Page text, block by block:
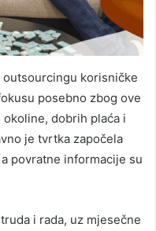
korisničke
posebno zbog ove
dobrih plaća i
je tvrtka započela
povratne informacije su
i rada, uz mjesečne